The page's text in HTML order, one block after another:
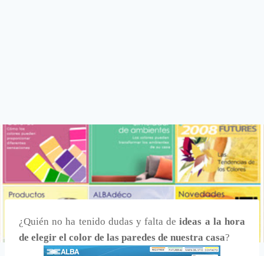
¿Quién no ha tenido dudas y falta deideas a la hora
de elegir el color de las paredes de nuestra casa?